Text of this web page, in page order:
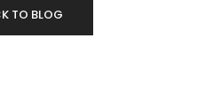
TO BLOG